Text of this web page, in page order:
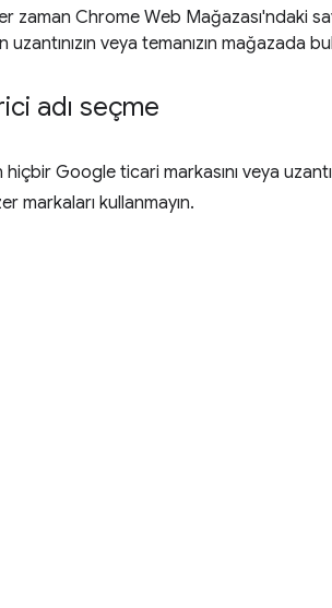
zaman Chrome Web Mağazası'ndaki
uzantınızın veya temanızın mağazada
adı seçme
Google ticari markasını veya
markaları kullanmayın.